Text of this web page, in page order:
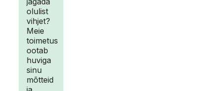
olulist
vihjet?
Meie
toimetus
ootab
huviga
sinu
mõtteid